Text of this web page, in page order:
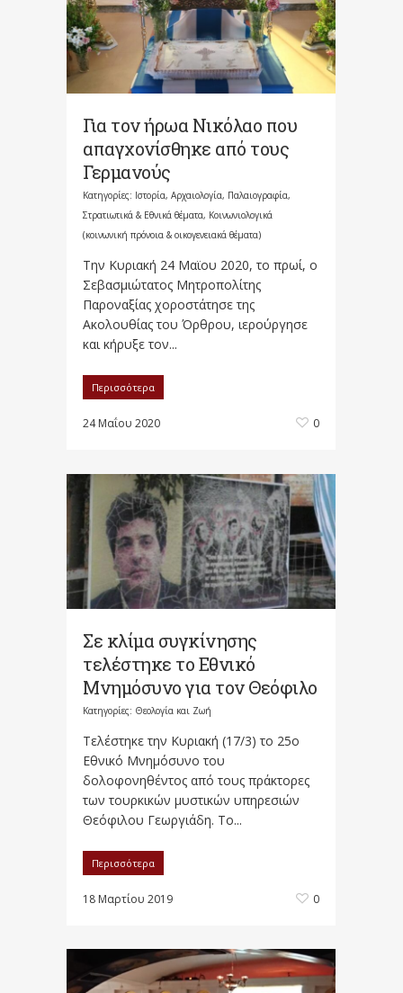
Για τον ήρωα Νικόλαο που
απαγχονίσθηκε από τους
Γερμανούς
Κατηγορίες: Ιστορία, Αρχαιολογία, Παλαιογραφία,
Στρατιωτικά & Εθνικά θέματα, Κοινωνιολογικά
(κοινωνική πρόνοια & οικογενειακά θέματα)
Την Κυριακή 24 Μαϊου 2020, το πρωί, ο
Σεβασμιώτατος Μητροπολίτης
Παροναξίας χοροστάτησε της
Ακολουθίας του Όρθρου, ιερούργησε
και κήρυξε τον...
Περισσότερα
24 Μαΐου 2020 0
Σε κλίμα συγκίνησης
τελέστηκε το Εθνικό
Μνημόσυνο για τον Θεόφιλο
Κατηγορίες: Θεολογία και Ζωή
Τελέστηκε την Κυριακή (17/3) το 25ο
Εθνικό Μνημόσυνο του
δολοφονηθέντος από τους πράκτορες
των τουρκικών μυστικών υπηρεσιών
Θεόφιλου Γεωργιάδη. Το...
Περισσότερα
18 Μαρτίου 2019 0